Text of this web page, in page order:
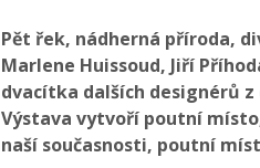
Pět řek, nádherná příroda,
Marlene Huissoud, Jiří
dvacítka dalších designérů
Výstava vytvoří poutní
naší současnosti, poutní